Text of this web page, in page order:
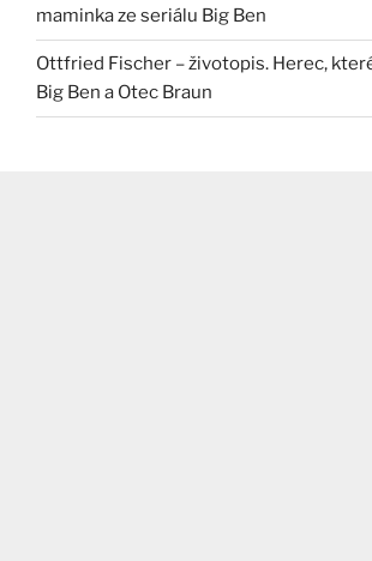
maminka ze seriálu Big Ben
Ottfried Fischer – životopis. Herec,
Big Ben a Otec Braun